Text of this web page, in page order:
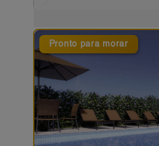
Pronto para morar